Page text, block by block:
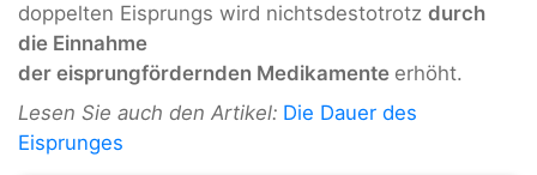
doppelten Eisprungs wird nichtsdestotrotz durch
die Einnahme
der eisprungfördernden Medikamente erhöht.
Lesen Sie auch den Artikel: Die Dauer des
Eisprunges